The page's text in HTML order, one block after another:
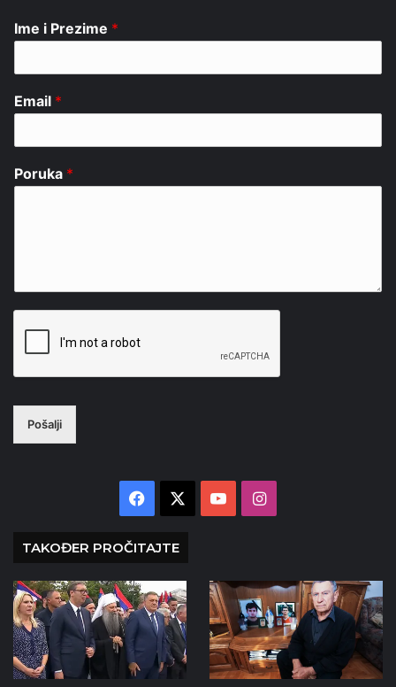
Ime i Prezime *
Email *
Poruka *
Pošalji
Facebook YouTubeInstagram
TAKOĐER PROČITAJTE